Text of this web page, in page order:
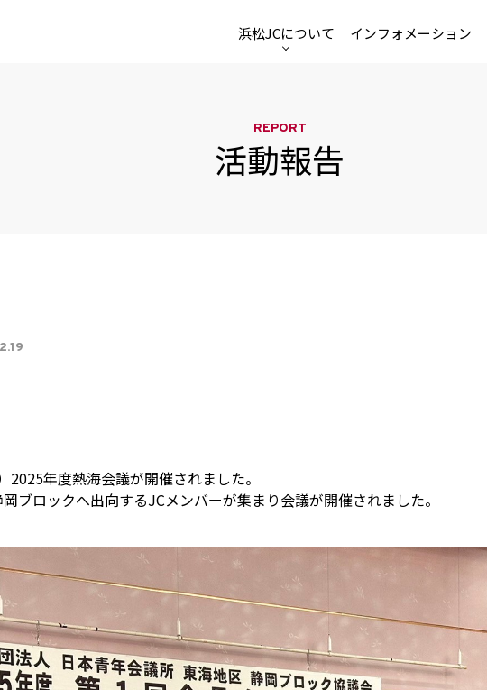
浜松JCについて インフォメーション
REPORT
活動報告
2025年度熱海会議が開催されました。
ブロックへ出向するJCメンバーが集まり会議が開催されました。